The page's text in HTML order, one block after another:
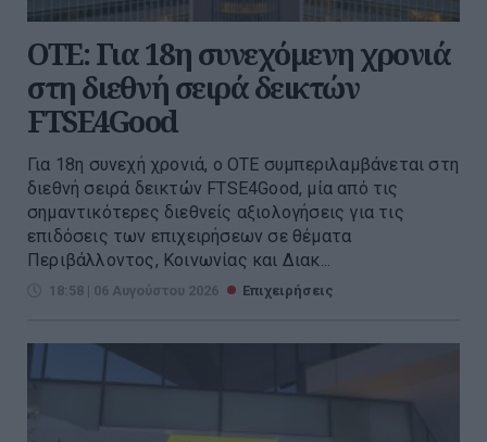
ΟΤΕ: Για 18η συνεχόμενη χρονιά
στη διεθνή σειρά δεικτών
FTSE4Good
Για 18η συνεχή χρονιά, ο ΟΤΕ συμπεριλαμβάνεται στη
διεθνή σειρά δεικτών FTSE4Good, μία από τις
σημαντικότερες διεθνείς αξιολογήσεις για τις
επιδόσεις των επιχειρήσεων σε θέματα
Περιβάλλοντος, Κοινωνίας και Διακ...
18:58 | 06 Αυγούστου 2026 Επιχειρήσεις